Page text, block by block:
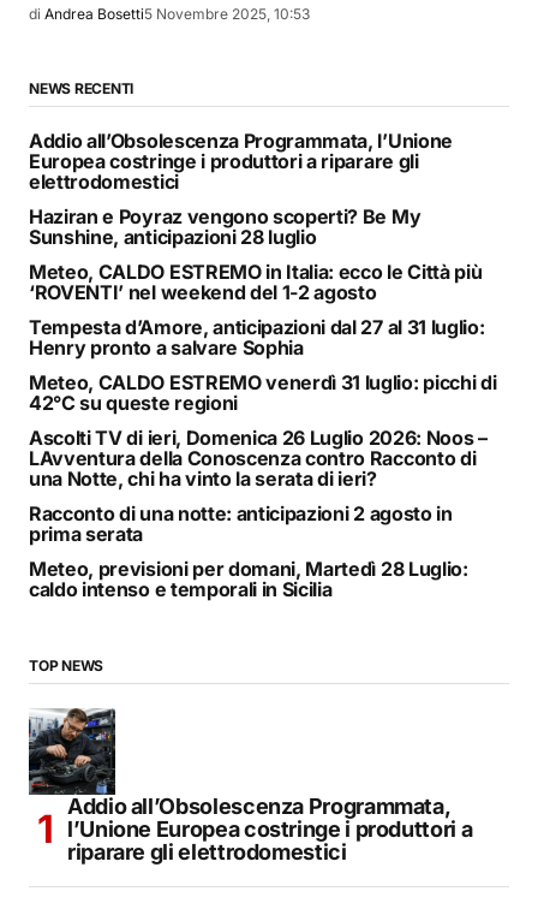
di Andrea Bosetti5 Novembre 2025, 10:53
NEWS RECENTI
Addio all’Obsolescenza Programmata, l’Unione
Europea costringe i produttori a riparare gli
elettrodomestici
Haziran e Poyraz vengono scoperti? Be My
Sunshine, anticipazioni 28 luglio
Meteo, CALDO ESTREMO in Italia: ecco le Città più
‘ROVENTI’ nel weekend del 1-2 agosto
Tempesta d’Amore, anticipazioni dal 27 al 31 luglio:
Henry pronto a salvare Sophia
Meteo, CALDO ESTREMO venerdì 31 luglio: picchi di
42°C su queste regioni
Ascolti TV di ieri, Domenica 26 Luglio 2026: Noos –
LAvventura della Conoscenza contro Racconto di
una Notte, chi ha vinto la serata di ieri?
Racconto di una notte: anticipazioni 2 agosto in
prima serata
Meteo, previsioni per domani, Martedì 28 Luglio:
caldo intenso e temporali in Sicilia
TOP NEWS
Addio all’Obsolescenza Programmata,
l’Unione Europea costringe i produttori a
riparare gli elettrodomestici